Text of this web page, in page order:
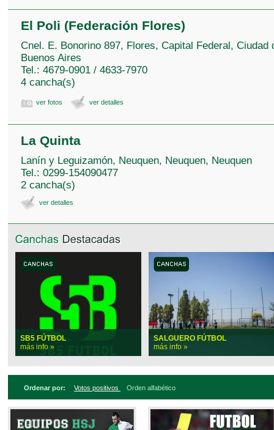
El Poli (Federación Flores)
Cnel. E. Bonorino 897, Flores, Capital Federal, Ciudad
Buenos Aires
Tel.: 4679-0901 / 4633-7970
4 cancha(s)
ver fotos ver detalles
La Quinta
Lanín y Leguizamón, Neuquen, Neuquen, Neuquen
Tel.: 0299-154090477
2 cancha(s)
ver detalles
SB5 FÚTBOL
más info »
SALGUERO FÚTBOL
más info »
Ordenar por: Votos positivos Orden alfabético